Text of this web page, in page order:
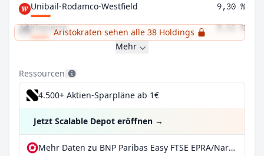
Unibail-Rodamco-Westfield 9,30 %
Klepierre 8,52 %
Aristokraten sehen alle 38 Holdings
Mehr
Ressourcen
4.500+ Aktien-Sparpläne ab 1€
Jetzt Scalable Depot eröffnen →
Mehr Daten zu BNP Paribas Easy FTSE EPRA/Nareit Eurozone Capped Ucits ETF, Acc (EUR) bei extraETF